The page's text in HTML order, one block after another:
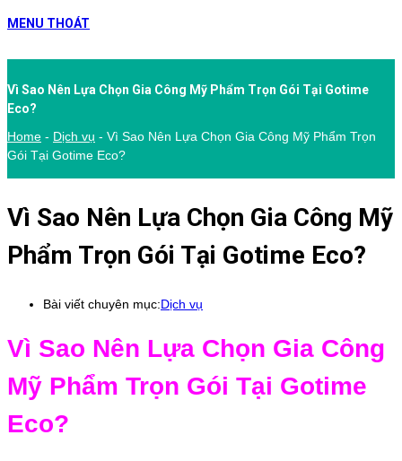
MENU THOÁT
Vì Sao Nên Lựa Chọn Gia Công Mỹ Phẩm Trọn Gói Tại Gotime
Eco?
Home - Dịch vụ - Vì Sao Nên Lựa Chọn Gia Công Mỹ Phẩm Trọn
Gói Tại Gotime Eco?
Vì Sao Nên Lựa Chọn Gia Công Mỹ
Phẩm Trọn Gói Tại Gotime Eco?
Bài viết chuyên mục:Dịch vụ
Vì Sao Nên Lựa Chọn Gia Công
Mỹ Phẩm Trọn Gói Tại Gotime
Eco?